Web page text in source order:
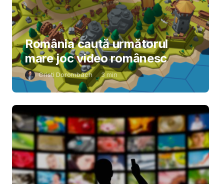
România caută următorul
mare joc video românesc
Cristi Dorombach 3min